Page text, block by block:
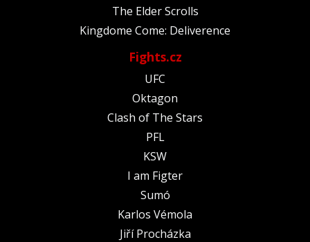
The Elder Scrolls
Kingdome Come: Deliverence
Fights.cz
UFC
Oktagon
Clash of The Stars
PFL
KSW
I am Figter
Sumó
Karlos Vémola
Jiří Procházka